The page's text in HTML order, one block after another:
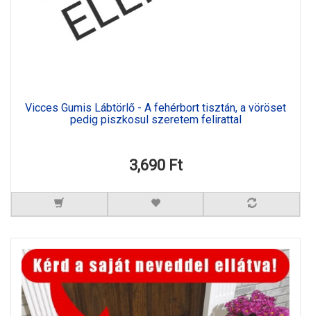
Vicces Gumis Lábtörlő - A fehérbort tisztán, a vöröset
pedig piszkosul szeretem felirattal
3,690 Ft